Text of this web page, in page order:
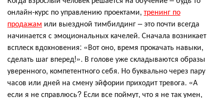
онлайн-курс по управлению проектами, тренинг по
продажам или выездной тимбилдинг – это почти всегда
начинается с эмоциональных качелей. Сначала возникает
всплеск вдохновения: «Вот оно, время прокачать навыки,
сделать шаг вперед!». В голове уже складываются образы
уверенного, компетентного себя. Но буквально через пару
часов или дней на смену эйфории приходит тревога. «А
если я не справлюсь? Если все поймут, что я не так умен,